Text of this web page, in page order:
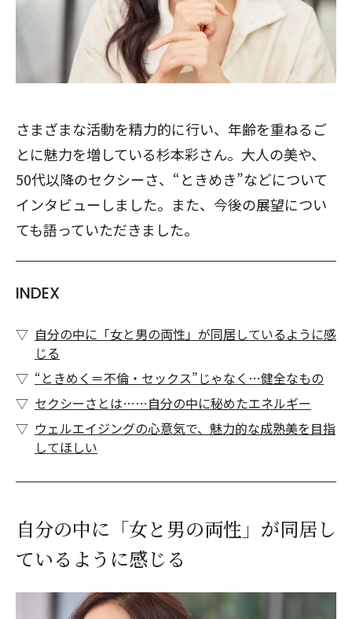
さまざまな活動を精力的に行い、年齢を重ねるご
とに魅力を増している杉本彩さん。大人の美や、
50代以降のセクシーさ、“ときめき”などについて
インタビューしました。また、今後の展望につい
ても語っていただきました。
INDEX
自分の中に「女と男の両性」が同居しているように感
じる
“ときめく＝不倫・セックス”じゃなく…健全なもの
セクシーさとは……自分の中に秘めたエネルギー
ウェルエイジングの心意気で、魅力的な成熟美を目指
してほしい
自分の中に「女と男の両性」が同居し
ているように感じる